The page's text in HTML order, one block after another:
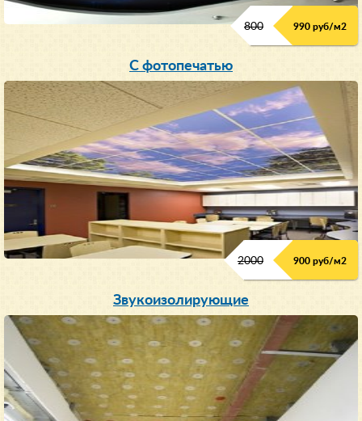
800 990 руб/м2
С фотопечатью
2000 900 руб/м2
Звукоизолирующие